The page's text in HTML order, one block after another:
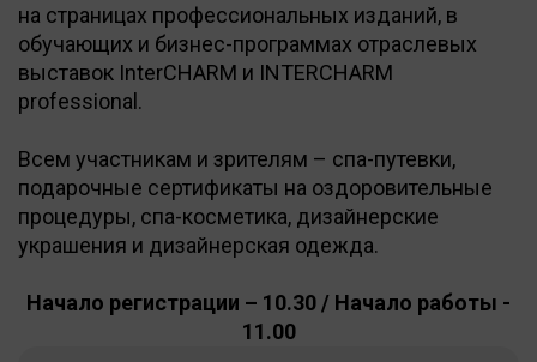
на страницах профессиональных изданий, в
обучающих и бизнес-программах отраслевых
выставок InterCHARM и INTERCHARM
professional.
Всем участникам и зрителям – спа-путевки,
подарочные сертификаты на оздоровительные
процедуры, спа-косметика, дизайнерские
украшения и дизайнерская одежда.
Начало регистрации – 10.30 / Начало работы -
11.00